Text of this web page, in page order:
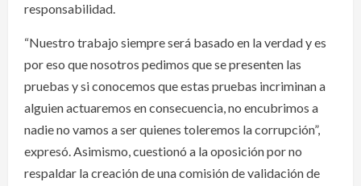
responsabilidad.
“Nuestro trabajo siempre será basado en la verdad y es
por eso que nosotros pedimos que se presenten las
pruebas y si conocemos que estas pruebas incriminan a
alguien actuaremos en consecuencia, no encubrimos a
nadie no vamos a ser quienes toleremos la corrupción”,
expresó. Asimismo, cuestionó a la oposición por no
respaldar la creación de una comisión de validación de